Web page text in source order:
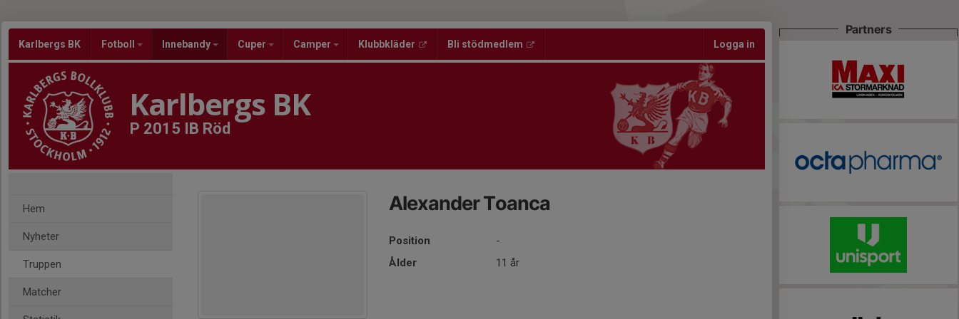
Karlbergs BK Fotboll Innebandy Cuper Camper Klubbkläder Bli stödmedlem Logga in
Karlbergs BK
P 2015 IB Röd
Hem
Nyheter
Truppen
Matcher
Alexander Toanca
Position
-
Ålder
11 år
Partners